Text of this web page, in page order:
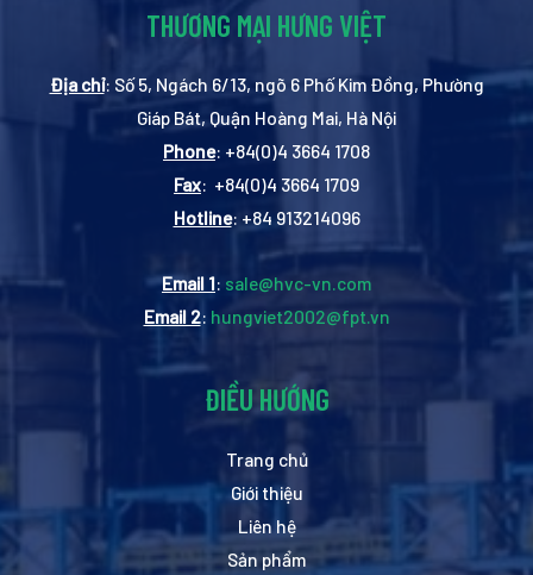
THƯƠNG MẠI HƯNG VIỆT
Địa chỉ: Số 5, Ngách 6/13, ngõ 6 Phố Kim Đồng, Phường
Giáp Bát, Quận Hoàng Mai, Hà Nội
Phone: +84(0)4 3664 1708
Fax: +84(0)4 3664 1709
Hotline: +84 913214096
Email 1: sale@hvc-vn.com
Email 2: hungviet2002@fpt.vn
ĐIỀU HƯỚNG
Trang chủ
Giới thiệu
Liên hệ
Sản phẩm